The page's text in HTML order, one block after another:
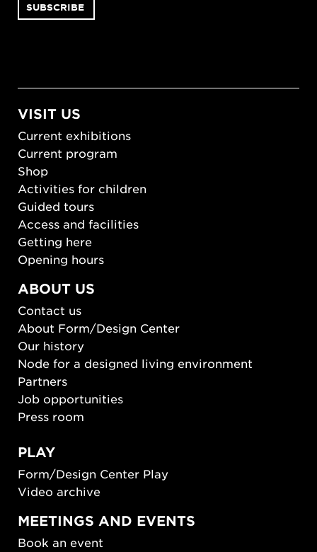
VISIT US
Current exhibitions
Current program
Shop
Activities for children
Guided tours
Access and facilities
Getting here
Opening hours
ABOUT US
Contact us
About Form/Design Center
Our history
Node for a designed living environment
Partners
Job opportunities
Press room
PLAY
Form/Design Center Play
Video archive
MEETINGS AND EVENTS
Book an event